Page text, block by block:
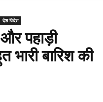
देश विदेश
पहाड़ी
भारी बारिश की